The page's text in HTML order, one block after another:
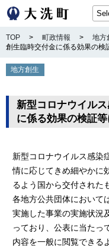
TOP > 町政情報 > 地方
創生臨時交付金に係る効果の検
地方創生
新型コロナウイル
に係る効果の検証
新型コロナウイルス感染
情に応じてきめ細やかに
るよう国から交付された
各地方公共団体において
実施した事業の実施状況
っており、公表に当たっ
内容を一般に閲覧できる